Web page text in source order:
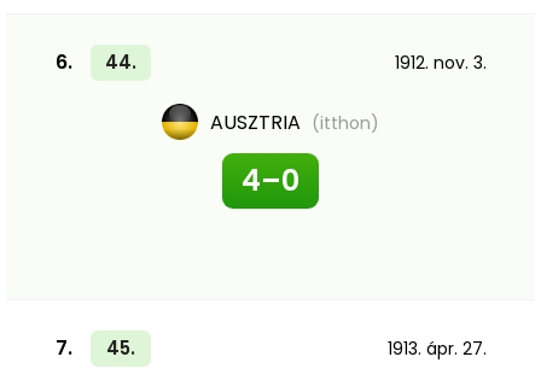
6. 44. 1912. nov. 3.
AUSZTRIA (itthon)
4–0
7. 45. 1913. ápr. 27.